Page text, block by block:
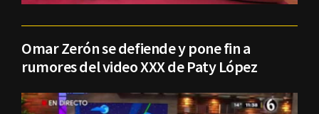
Omar Zerón se defiende y pone fin a
rumores del video XXX de Paty López